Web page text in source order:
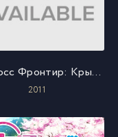
Макросс Фронтир: Крылья разлуки
2011